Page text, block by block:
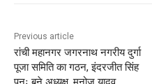
Previous article
रांची महानगर जगरनाथ नगरीय दुर्गा
पूजा समिति का गठन, इंदरजीत सिंह